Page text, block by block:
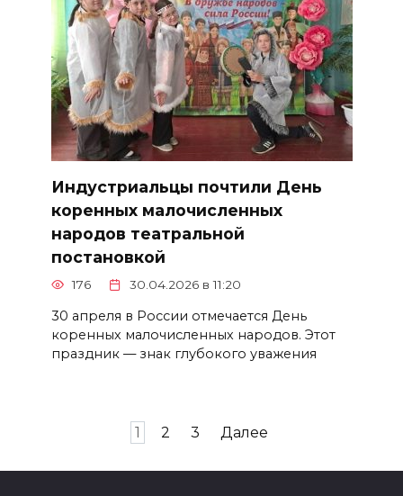
Индустриальцы почтили День
коренных малочисленных
народов театральной
постановкой
176 30.04.2026 в 11:20
30 апреля в России отмечается День
коренных малочисленных народов. Этот
праздник — знак глубокого уважения
1 2 3 Далее